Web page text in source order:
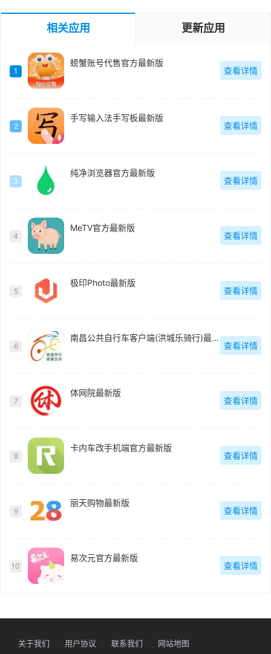
相关应用 更新应用
1
螃蟹账号代售官方最新版
查看详情
2
手写输入法手写板最新版
查看详情
3
纯净浏览器官方最新版
查看详情
4
MeTV官方最新版
查看详情
5
极印Photo最新版
查看详情
6
南昌公共自行车客户端(洪城乐骑行)最新版
查看详情
7
体网院最新版
查看详情
8
卡内车改手机端官方最新版
查看详情
9
丽天购物最新版
查看详情
10
易次元官方最新版
查看详情
关于我们 用户协议 联系我们 网站地图